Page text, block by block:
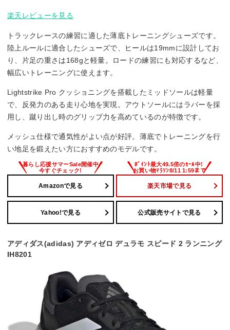
楽天レビューを見る
トラックレースの練習に適した薄底トレーニングシューズです。
陸上ルールに適合したシューズで、ヒールは19mmに設計してお
り、片足の重さは168gと軽量。ロードの練習にも対応するなど、
幅広いトレーニングに使えます。
Lightstrike Pro クッショニングを搭載したミッドソールは軽量
で、反発力のある走り心地を実現。アウトソールにはラバーを採
用し、蹴り出し時のグリップ力を高めているのが特徴です。
メッシュ仕様で通気性がよい点が好評。薄底でトレーニングを行
い地足を鍛えたい方におすすめのモデルです。
Amazonで見る 楽天市場で見る
Yahoo!で見る 公式販売サイトで見る
アディダス(adidas) アディゼロ デュラモ スピード 2 ランニング
IH8201